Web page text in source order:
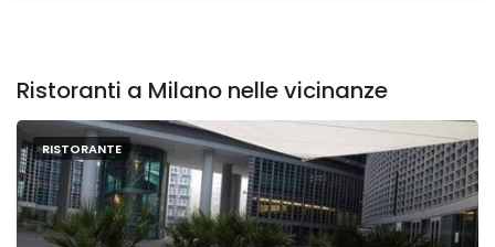
Ristoranti a Milano nelle vicinanze
RISTORANTE